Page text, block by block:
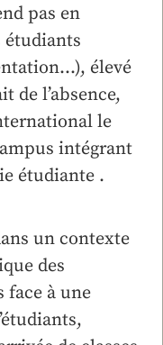
pas en
étudiants
élevé
de l’absence,
le
intégrant
étudiante .
un contexte
des
à une